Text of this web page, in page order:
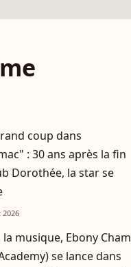
coup dans
: 30 ans après la fin
Dorothée, la star se
la musique, Ebony Cham
se lance dans